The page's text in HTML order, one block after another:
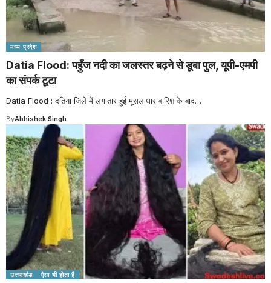
मध्य प्रदेश
Datia Flood: पहुँज नदी का जलस्तर बढ़ने से डूबा पुल, यूपी-एमपी
का संपर्क टूटा
Datia Flood : दतिया जिले में लगातार हुई मूसलाधार बारिश के बाद…
ByAbhishek Singh
उत्तराखंड ऐसा भी होता है